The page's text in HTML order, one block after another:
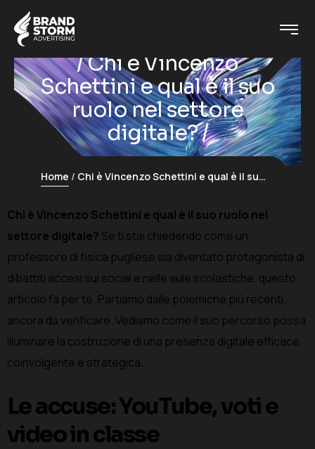
Chi è Vincenzo
Schettini e qual è il suo
ruolo nel settore
digitale?
Home Chi è Vincenzo Schettini e qual è il suo ruolo nel settore digitale?
Chi è Vincenzo Schettini e qual è il suo ruolo nel
settore digitale? Se ti stai chiedendo come un
professore di fisica pugliese sia diventato protagonista di
dibattiti accesi sui social e nelle aule scolastiche, questo
articolo fa per te. Partiamo dalle polemiche più recenti,
ancora da verificare. Vediamo come il suo percorso possa
illuminare la costruzione di una presenza digitale efficace,
coinvolgente e strategica.
Le accuse: YouTube, voti e
video in classe